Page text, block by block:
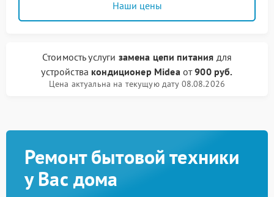
Наши цены
Стоимость услуги замена цепи питания для
устройства кондиционер Mideaот900 руб.
Цена актуальна на текущую дату 08.08.2026
Ремонт бытовой техники
у Вас дома